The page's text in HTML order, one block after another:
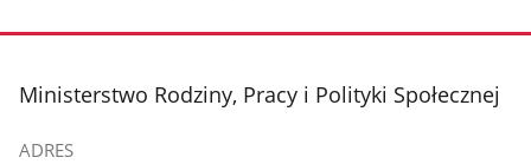
stopka
Ministerstwo Rodziny, Pracy i Polityki Społecznej
ADRES